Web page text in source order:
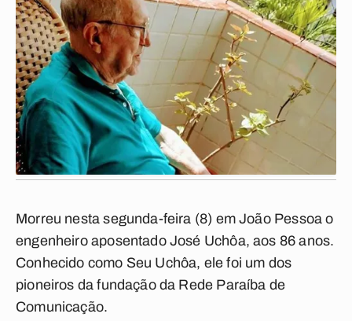
Morreu nesta segunda-feira (8) em João Pessoa o
engenheiro aposentado José Uchôa, aos 86 anos.
Conhecido como Seu Uchôa, ele foi um dos
pioneiros da fundação da Rede Paraíba de
Comunicação.